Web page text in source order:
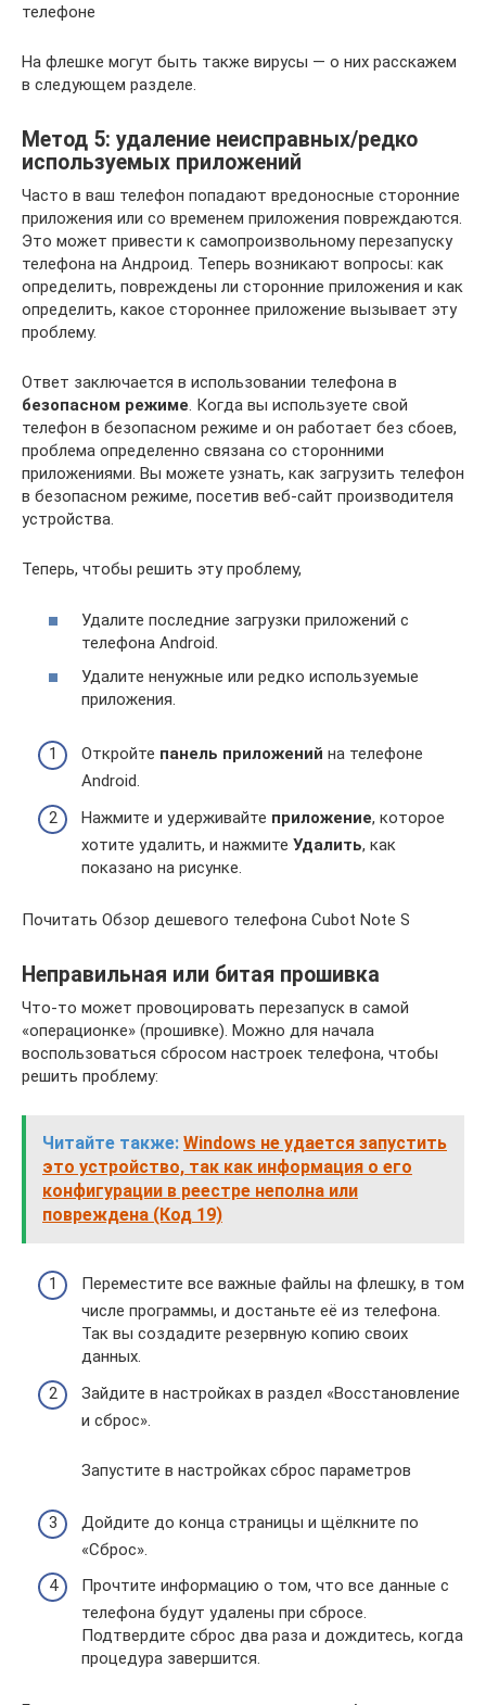
телефоне
На флешке могут быть также вирусы — о них расскажем
в следующем разделе.
Метод 5: удаление неисправных/редко
используемых приложений
Часто в ваш телефон попадают вредоносные сторонние
приложения или со временем приложения повреждаются.
Это может привести к самопроизвольному перезапуску
телефона на Андроид. Теперь возникают вопросы: как
определить, повреждены ли сторонние приложения и как
определить, какое стороннее приложение вызывает эту
проблему.
Ответ заключается в использовании телефона в
безопасном режиме. Когда вы используете свой
телефон в безопасном режиме и он работает без сбоев,
проблема определенно связана со сторонними
приложениями. Вы можете узнать, как загрузить телефон
в безопасном режиме, посетив веб-сайт производителя
устройства.
Теперь, чтобы решить эту проблему,
Удалите последние загрузки приложений с
телефона Android.
Удалите ненужные или редко используемые
приложения.
Откройте панель приложений на телефоне
Android.
Нажмите и удерживайте приложение, которое
хотите удалить, и нажмите Удалить, как
показано на рисунке.
Почитать Обзор дешевого телефона Cubot Note S
Неправильная или битая прошивка
Что-то может провоцировать перезапуск в самой
«операционке» (прошивке). Можно для начала
воспользоваться сбросом настроек телефона, чтобы
решить проблему:
Читайте также: Windows не удается запустить
это устройство, так как информация о его
конфигурации в реестре неполна или
повреждена (Код 19)
Переместите все важные файлы на флешку, в том
числе программы, и достаньте её из телефона.
Так вы создадите резервную копию своих
данных.
Зайдите в настройках в раздел «Восстановление
и сброс».
Запустите в настройках сброс параметров
Дойдите до конца страницы и щёлкните по
«Сброс».
Прочтите информацию о том, что все данные с
телефона будут удалены при сбросе.
Подтвердите сброс два раза и дождитесь, когда
процедура завершится.